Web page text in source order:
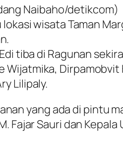
Naibaho/detikcom)
wisata Taman
tiba di Ragunan
Wijatmika,
Lilipaly.
yang ada di pintu
Sauri dan